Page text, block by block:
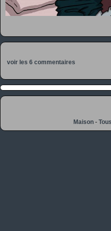
voir les 6 commentaires
Maison -